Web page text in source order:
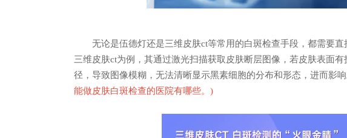
无论是伍德灯还是三维皮肤ct等常用的白斑检查手段，都需要直
三维皮肤ct为例，其通过激光扫描获取皮肤断层图像，若皮肤表面
径，导致图像模糊，无法清晰显示黑素细胞的分布和形态，进而影响
能做皮肤白斑检查的医院有哪些。 )